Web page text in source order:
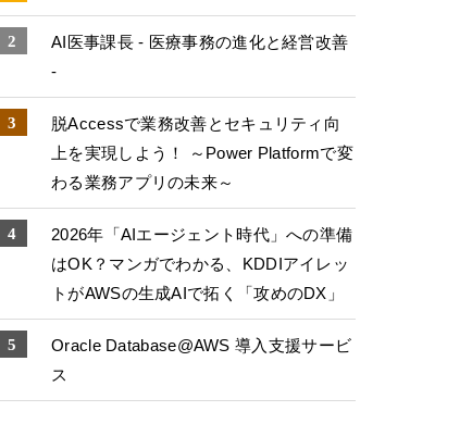
AI医事課長 - 医療事務の進化と経営改善
-
脱Accessで業務改善とセキュリティ向
上を実現しよう！ ～Power Platformで変
わる業務アプリの未来～
2026年「AIエージェント時代」への準備
はOK？マンガでわかる、KDDIアイレッ
トがAWSの生成AIで拓く「攻めのDX」
Oracle Database@AWS 導入支援サービ
ス